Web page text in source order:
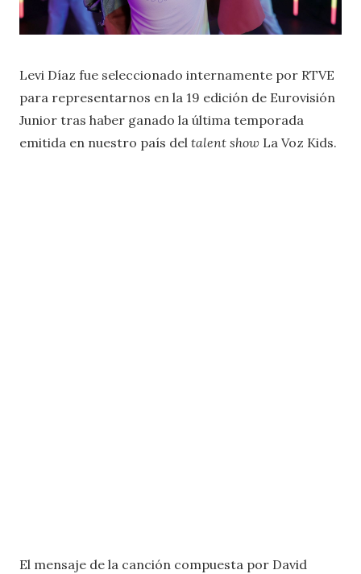
Levi Díaz fue seleccionado internamente por RTVE
para representarnos en la 19 edición de Eurovisión
Junior tras haber ganado la última temporada
emitida en nuestro país del talent show La Voz Kids.
El mensaje de la canción compuesta por David